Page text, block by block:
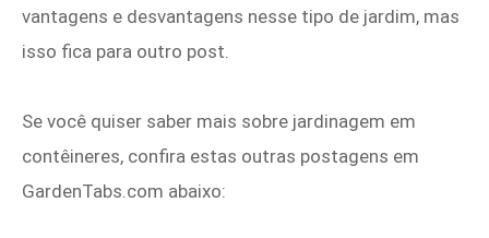
vantagens e desvantagens nesse tipo de jardim, mas
isso fica para outro post.
Se você quiser saber mais sobre jardinagem em
contêineres, confira estas outras postagens em
GardenTabs.com abaixo: